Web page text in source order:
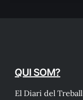
QUI SOM?
El Diari del Treball